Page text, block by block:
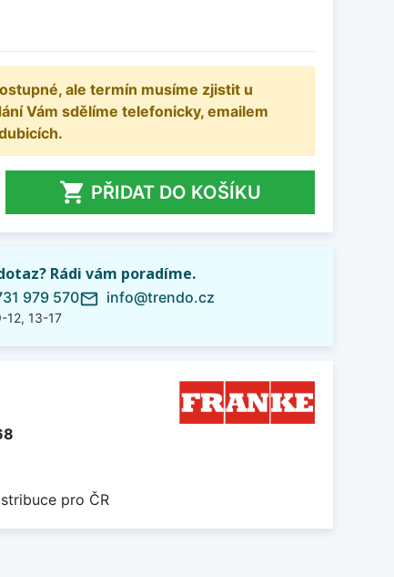
ale termín musíme zjistit u
Vám sdělíme telefonicky, emailem
 PŘIDAT DO KOŠÍKU
Rádi vám poradíme.
979 570
12, 13-17
mail_outline info@trendo.cz
pro ČR